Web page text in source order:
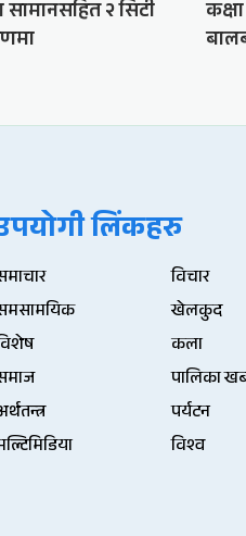
२ सिटी
लिंकहरु
विचार
खेलकुद
कला
पालिका
पर्यटन
विश्व